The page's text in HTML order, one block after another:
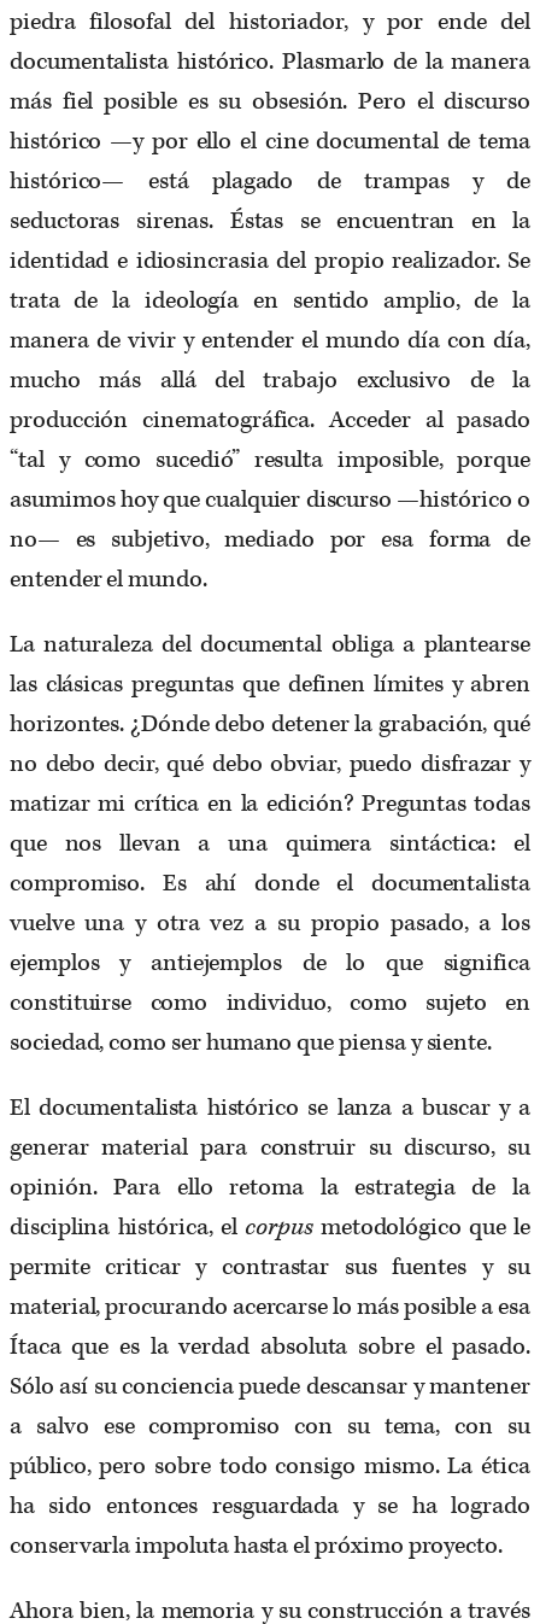
piedra filosofal del historiador, y por ende del
documentalista histórico. Plasmarlo de la manera
más fiel posible es su obsesión. Pero el discurso
histórico —y por ello el cine documental de tema
histórico— está plagado de trampas y de
seductoras sirenas. Éstas se encuentran en la
identidad e idiosincrasia del propio realizador. Se
trata de la ideología en sentido amplio, de la
manera de vivir y entender el mundo día con día,
mucho más allá del trabajo exclusivo de la
producción cinematográfica. Acceder al pasado
“tal y como sucedió” resulta imposible, porque
asumimos hoy que cualquier discurso —histórico o
no— es subjetivo, mediado por esa forma de
entender el mundo.
La naturaleza del documental obliga a plantearse
las clásicas preguntas que definen límites y abren
horizontes. ¿Dónde debo detener la grabación, qué
no debo decir, qué debo obviar, puedo disfrazar y
matizar mi crítica en la edición? Preguntas todas
que nos llevan a una quimera sintáctica: el
compromiso. Es ahí donde el documentalista
vuelve una y otra vez a su propio pasado, a los
ejemplos y antiejemplos de lo que significa
constituirse como individuo, como sujeto en
sociedad, como ser humano que piensa y siente.
El documentalista histórico se lanza a buscar y a
generar material para construir su discurso, su
opinión. Para ello retoma la estrategia de la
disciplina histórica, el corpus metodológico que le
permite criticar y contrastar sus fuentes y su
material, procurando acercarse lo más posible a esa
Ítaca que es la verdad absoluta sobre el pasado.
Sólo así su conciencia puede descansar y mantener
a salvo ese compromiso con su tema, con su
público, pero sobre todo consigo mismo. La ética
ha sido entonces resguardada y se ha logrado
conservarla impoluta hasta el próximo proyecto.
Ahora bien, la memoria y su construcción a través